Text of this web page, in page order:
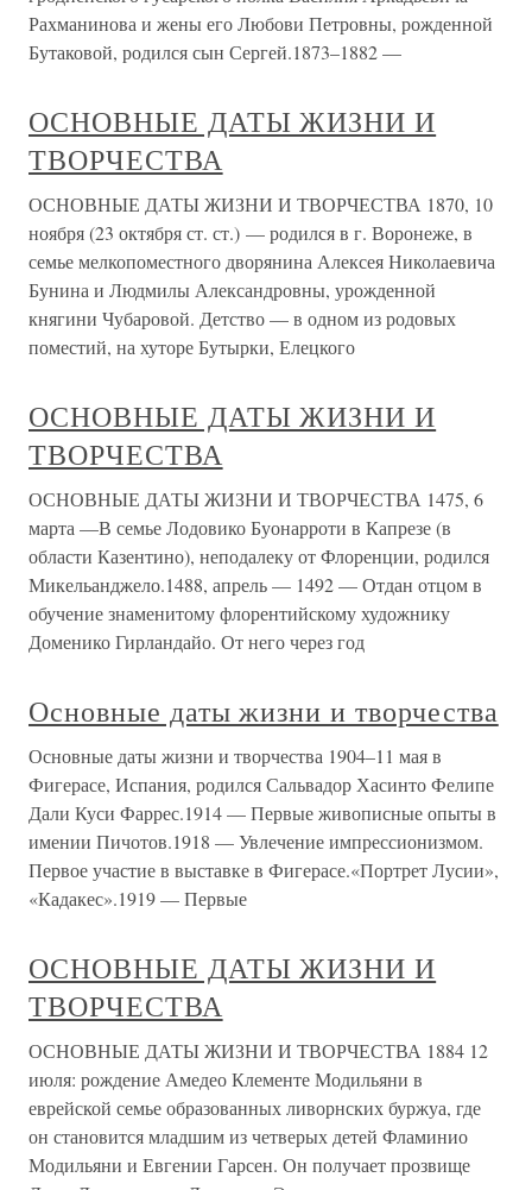
Рахманинова и жены его Любови Петровны, рожденной
Бутаковой, родился сын Сергей.1873–1882 —
ОСНОВНЫЕ ДАТЫ ЖИЗНИ И
ТВОРЧЕСТВА
ОСНОВНЫЕ ДАТЫ ЖИЗНИ И ТВОРЧЕСТВА 1870, 10
ноября (23 октября ст. ст.) — родился в г. Воронеже, в
семье мелкопоместного дворянина Алексея Николаевича
Бунина и Людмилы Александровны, урожденной
княгини Чубаровой. Детство — в одном из родовых
поместий, на хуторе Бутырки, Елецкого
ОСНОВНЫЕ ДАТЫ ЖИЗНИ И
ТВОРЧЕСТВА
ОСНОВНЫЕ ДАТЫ ЖИЗНИ И ТВОРЧЕСТВА 1475, 6
марта —В семье Лодовико Буонарроти в Капрезе (в
области Казентино), неподалеку от Флоренции, родился
Микельанджело.1488, апрель — 1492 — Отдан отцом в
обучение знаменитому флорентийскому художнику
Доменико Гирландайо. От него через год
Основные даты жизни и творчества
Основные даты жизни и творчества 1904–11 мая в
Фигерасе, Испания, родился Сальвадор Хасинто Фелипе
Дали Куси Фаррес.1914 — Первые живописные опыты в
имении Пичотов.1918 — Увлечение импрессионизмом.
Первое участие в выставке в Фигерасе.«Портрет Лусии»,
«Кадакес».1919 — Первые
ОСНОВНЫЕ ДАТЫ ЖИЗНИ И
ТВОРЧЕСТВА
ОСНОВНЫЕ ДАТЫ ЖИЗНИ И ТВОРЧЕСТВА 1884 12
июля: рождение Амедео Клементе Модильяни в
еврейской семье образованных ливорнских буржуа, где
он становится младшим из четверых детей Фламинио
Модильяни и Евгении Гарсен. Он получает прозвище